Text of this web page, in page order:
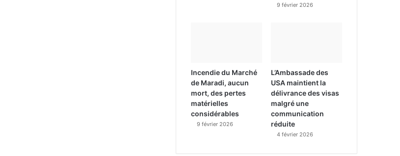
9 février 2026
Incendie du Marché
de Maradi, aucun
mort, des pertes
matérielles
considérables
9 février 2026
L’Ambassade des
USA maintient la
délivrance des visas
malgré une
communication
réduite
4 février 2026